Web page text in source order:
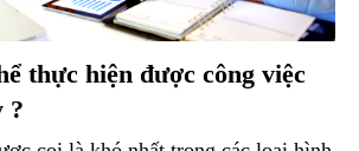
thực hiện được công việc
?